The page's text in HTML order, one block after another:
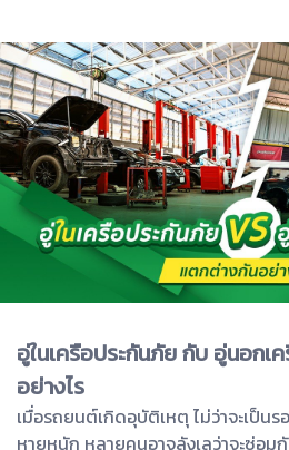
อู่ในเครือประกันภัย กับ อู่นอกเ
อย่างไร
เมื่อรถยนต์เกิดอุบัติเหตุ ไม่ว่าจะเป็น
หายหนัก หลายคนอาจลังเลว่าจะซ่อม